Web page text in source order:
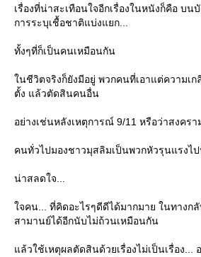
เรื่องที่น่าสะเทือนใจอีกเรื่องในหนังก็คือ บ
การระบุเชื้อชาติแบ่งแยก...
ทั้งๆที่ก็เป็นคนเหมือนกัน
นชีวิตจริงก็ยังมีอยู่ พวกคนที่เอาแต่ความเก
ตั้ง แล้วตัดสินคนอื่น
อย่างเช่นหลังเหตุการณ์ 9/11 หรือว่าสงคร
คนทั่วไปมองชาวมุสลิมเป็นพวกหัวรุนแรงไ
น่าสลดใจ...
จคน... ที่คิดอะไรๆดีดีได้มากมาย ในทางก
สามานย์ได้อีกนับไม่ถ้วนเหมือนกัน
ล้วใช้เหตุผลตัดสินด้วยเรื่องไม่เป็นเรื่อง...